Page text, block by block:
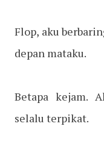
Flop, aku
depan mataku.
Betapa kejam.
selalu terpikat.